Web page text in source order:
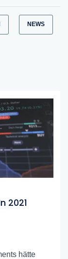
NEWS
2021
hätte